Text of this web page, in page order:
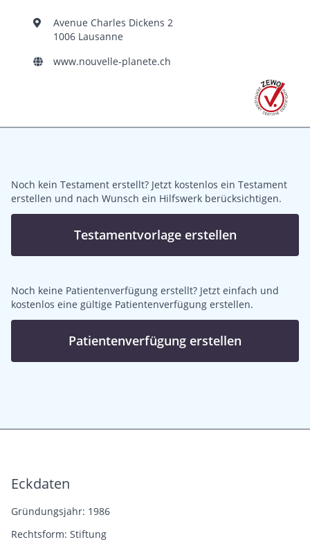
Avenue Charles Dickens 2
1006 Lausanne
www.nouvelle-planete.ch
Noch kein Testament erstellt? Jetzt kostenlos ein Testament
erstellen und nach Wunsch ein Hilfswerk berücksichtigen.
Testamentvorlage erstellen
Noch keine Patientenverfügung erstellt? Jetzt einfach und
kostenlos eine gültige Patientenverfügung erstellen.
Patientenverfügung erstellen
Eckdaten
Gründungsjahr: 1986
Rechtsform: Stiftung